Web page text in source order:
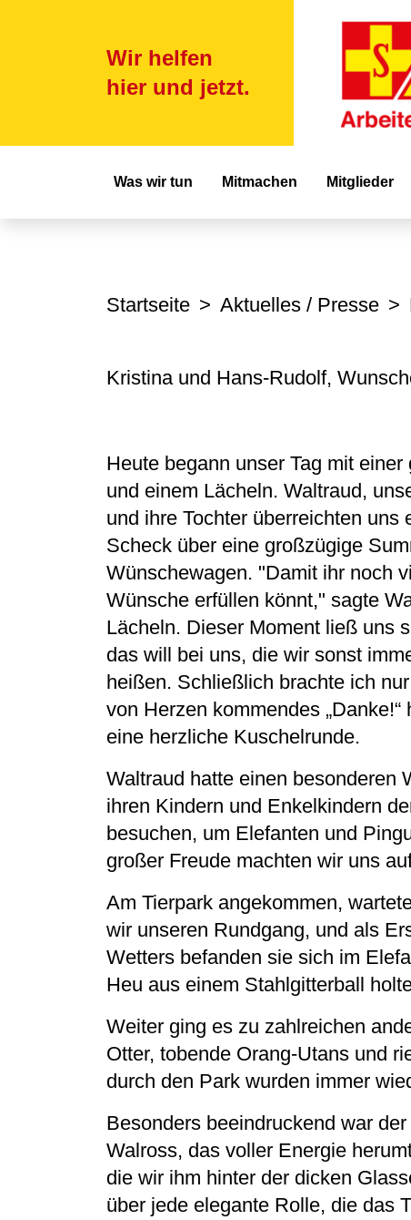
Wir helfen
hier und jetzt.
Was wir tun Mitmachen Mitglieder
Startseite Aktuelles / Presse
Kristina und Hans-Rudolf,
Heute begann unser Tag mit
und einem Lächeln. Waltraud,
und ihre Tochter überreichten uns
Scheck über eine großzügige
Wünschewagen. "Damit ihr noch
Wünsche erfüllen könnt," sagte
Lächeln. Dieser Moment ließ uns
das will bei uns, die wir sonst
heißen. Schließlich brachte ich
von Herzen kommendes
eine herzliche Kuschelrunde.
Waltraud hatte einen besonderen
ihren Kindern und Enkelkindern
besuchen, um Elefanten und
großer Freude machten wir uns
Am Tierpark angekommen,
wir unseren Rundgang, und als
Wetters befanden sie sich im
Heu aus einem Stahlgitterball
Weiter ging es zu zahlreichen
Otter, tobende Orang-Utans und
durch den Park wurden immer
Besonders beeindruckend war
Walross, das voller Energie
die wir ihm hinter der dicken
über jede elegante Rolle, die das